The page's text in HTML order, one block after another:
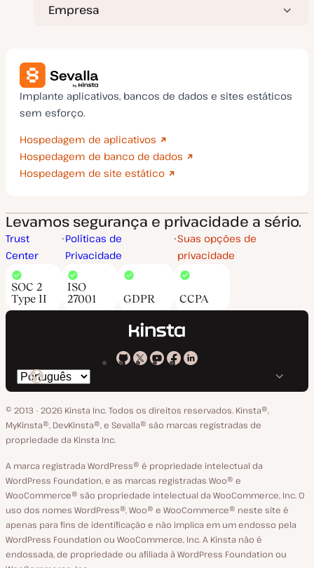
Empresa
Implante aplicativos, bancos de dados e sites estáticos
sem esforço.
Hospedagem de aplicativos
Hospedagem de banco de dados
Hospedagem de site estático
Levamos segurança e privacidade a sério.
Trust
Center
Políticas de
Privacidade
Suas opções de
privacidade
SOC 2
Type II
ISO
27001
GDPR CCPA
Kinsta
GitHub
Kinsta
X
Kinsta
YouTube
Kinsta
Facebook
Kinsta
LinkedIn
Trocar
o
idioma
© 2013 - 2026 Kinsta Inc. Todos os direitos reservados. Kinsta®‚
MyKinsta®‚ DevKinsta®‚ e Sevalla® são marcas registradas de
propriedade da Kinsta Inc.
A marca registrada WordPress® é propriedade intelectual da
WordPress Foundation, e as marcas registradas Woo® e
WooCommerce® são propriedade intelectual da WooCommerce, Inc. O
uso dos nomes WordPress®, Woo® e WooCommerce® neste site é
apenas para fins de identificação e não implica em um endosso pela
WordPress Foundation ou WooCommerce, Inc. A Kinsta não é
endossada, de propriedade ou afiliada à WordPress Foundation ou